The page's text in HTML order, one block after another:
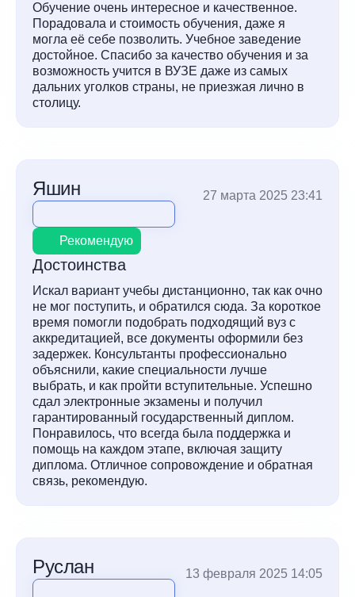
Обучение очень интересное и качественное.
Порадовала и стоимость обучения, даже я
могла её себе позволить. Учебное заведение
достойное. Спасибо за качество обучения и за
возможность учится в ВУЗЕ даже из самых
дальних уголков страны, не приезжая лично в
столицу.
Яшин 27 марта 2025 23:41
Рекомендую
Достоинства
Искал вариант учебы дистанционно, так как очно
не мог поступить, и обратился сюда. За короткое
время помогли подобрать подходящий вуз с
аккредитацией, все документы оформили без
задержек. Консультанты профессионально
объяснили, какие специальности лучше
выбрать, и как пройти вступительные. Успешно
сдал электронные экзамены и получил
гарантированный государственный диплом.
Понравилось, что всегда была поддержка и
помощь на каждом этапе, включая защиту
диплома. Отличное сопровождение и обратная
связь, рекомендую.
Руслан 13 февраля 2025 14:05